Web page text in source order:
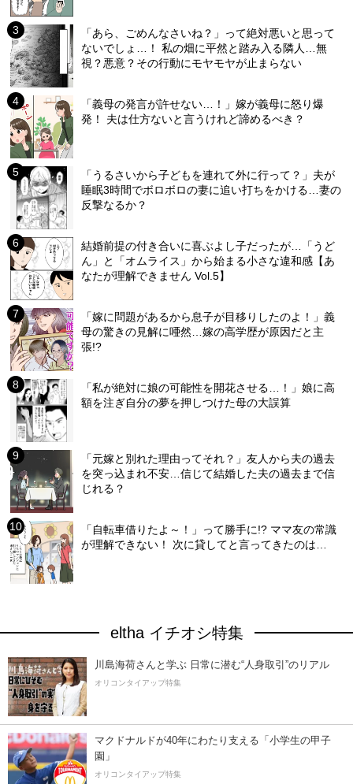
「あら、ごめんなさいね？」って絶対悪いと思って
ないでしょ…！ 私の畑に平然と踏み入る隣人…無
視？悪意？その行動にモヤモヤが止まらない
「義母の発言が許せない…！」嫁が義母に怒り爆
発！ 夫は仕方ないと言うけれど諦めるべき？
「うるさいから子どもを連れて外に行って？」夫が
睡眠3時間でボロボロの妻に追い打ちをかける…妻の
反撃なるか？
結婚前提の付き合いに喜ぶよし子だったが…「うど
ん」と「オムライス」から始まる小さな違和感【あ
なたが理解できません Vol.5】
「嫁に問題があるから息子が目移りしたのよ！」義
母の驚きの見解に唖然…嫁の高学歴が原因だと主
張!?
「私が絶対に娘の可能性を開花させる…！」娘に高
額を注ぎ自分の夢を押しつけた母の大誤算
「元嫁と別れた理由ってそれ？」友人から夫の過去
を突っ込まれ不安…信じて結婚した夫の過去まで信
じれる？
「自転車借りたよ～！」って勝手に!? ママ友の常識
が理解できない！ 次に貸してと言ってきたのは…
eltha イチオシ特集
川島海荷さんと学ぶ 日常に潜む“人身取引”のリアル
オリコンタイアップ特集
マクドナルドが40年にわたり支える「小学生の甲子
園」
オリコンタイアップ特集